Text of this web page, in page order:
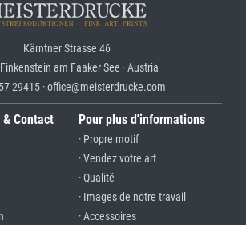
Kärntner Strasse 46
am Faaker See · Austria
29415 · office@meisterdrucke.com
Contact Pour plus d'informations
· Propre motif
· Vendez votre art
· Qualité
· Images de notre travail
· Accessoires